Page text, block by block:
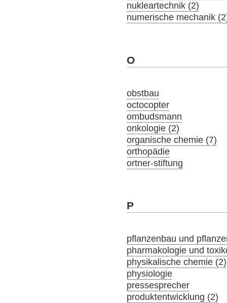
nukleartechnik (2)
numerische mechanik
O
obstbau
octocopter
ombudsmann
onkologie (2)
organische chemie (7)
orthopädie
ortner-stiftung
P
pflanzenbau und
pharmakologie und
physikalische chemie (2)
physiologie
pressesprecher
produktentwicklung (2)